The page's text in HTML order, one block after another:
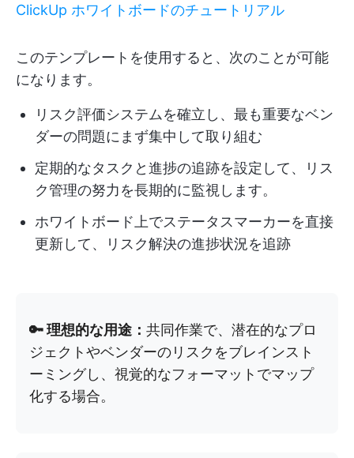
ClickUp ホワイトボードのチュートリアル
このテンプレートを使用すると、次のことが可能
になります。
リスク評価システムを確立し、最も重要なベン
ダーの問題にまず集中して取り組む
定期的なタスクと進捗の追跡を設定して、リス
ク管理の努力を長期的に監視します。
ホワイトボード上でステータスマーカーを直接
更新して、リスク解決の進捗状況を追跡
🔑 理想的な用途： 共同作業で、潜在的なプロ
ジェクトやベンダーのリスクをブレインスト
ーミングし、視覚的なフォーマットでマップ
化する場合。